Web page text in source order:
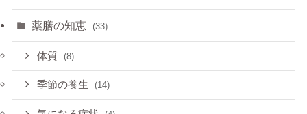
薬膳の知恵 (33)
体質 (8)
季節の養生 (14)